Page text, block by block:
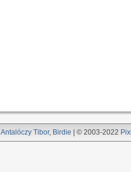
Antalóczy Tibor, Birdie | © 2003-2022